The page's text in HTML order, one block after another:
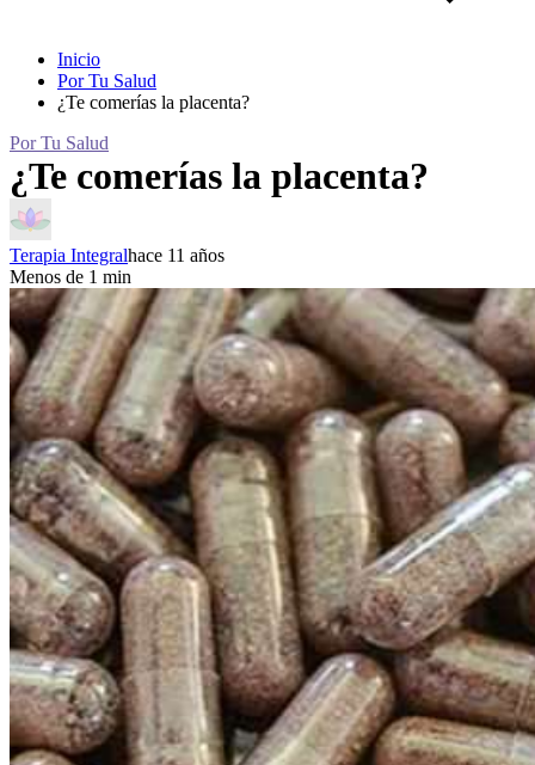
Inicio
Por Tu Salud
¿Te comerías la placenta?
Por Tu Salud
¿Te comerías la placenta?
Terapia Integralhace 11 años
Menos de 1 min